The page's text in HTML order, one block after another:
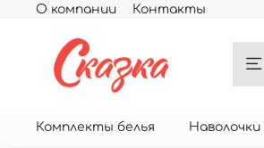
О компании Контакты
Комплекты белья Наволочки